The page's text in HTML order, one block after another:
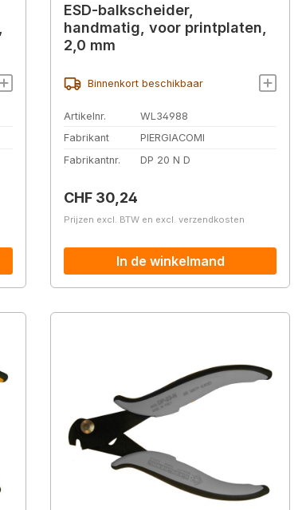
ESD-balkscheider,
handmatig, voor printplaten,
2,0 mm
Binnenkort beschikbaar
Artikelnr.
WL34988
Fabrikant
PIERGIACOMI
Fabrikantnr.
DP 20 N D
Normale prijs:
CHF 30,24
Prijzen excl. BTW en excl. verzendkosten
In de winkelmand